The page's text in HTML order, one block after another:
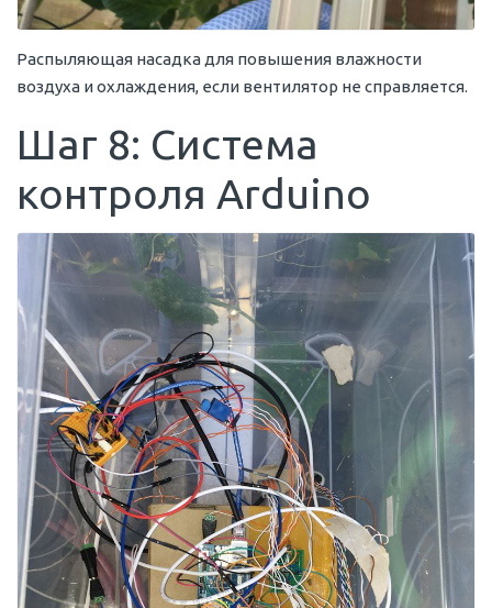
Распыляющая насадка для повышения влажности
воздуха и охлаждения, если вентилятор не справляется.
Шаг 8: Система
контроля Arduino